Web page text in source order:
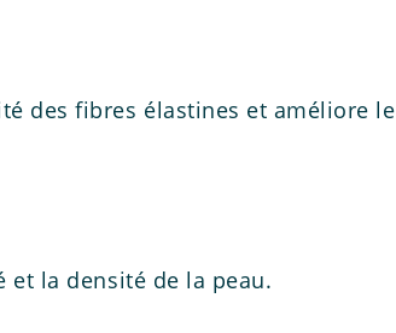
des fibres élastines et améliore le
et la densité de la peau.